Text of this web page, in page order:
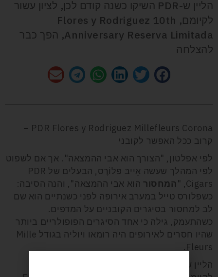
הליין ש-PDR השיקו כשנה קודם לכן, לציון עשור
לקיומם, Flores y Rodriguez 10th
Anniversary Reserva Limitada, הפך כבר
להצלחה
PDR Flores y Rodriguez Millefleurs Corona –
קרוב ככל האפשר לקובני
לפי אפלטון, "הצורך הוא אבי ההמצאה". אך אם לשפוט
לפי המהלך שעשה אֵייבּ פלוֹרֶס, הבעלים של PDR
Cigars, "
המחסור הוא אבי ההמצאה", והנה הסיבה:
כשפלורס טייל במערב אירופה לפני כשנתיים הוא שם
לב למחסור בסיגרים הקובניים על המדפים.
כשהתעמק, גילה כי אחד הסיגרים הפופולריים ביותר
שהיו חסרים לאירופים היה רומאו ויוליה בגודל Mille
Fleurs.